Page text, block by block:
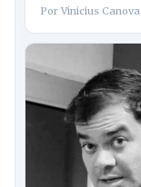
Por Vinicius Canova